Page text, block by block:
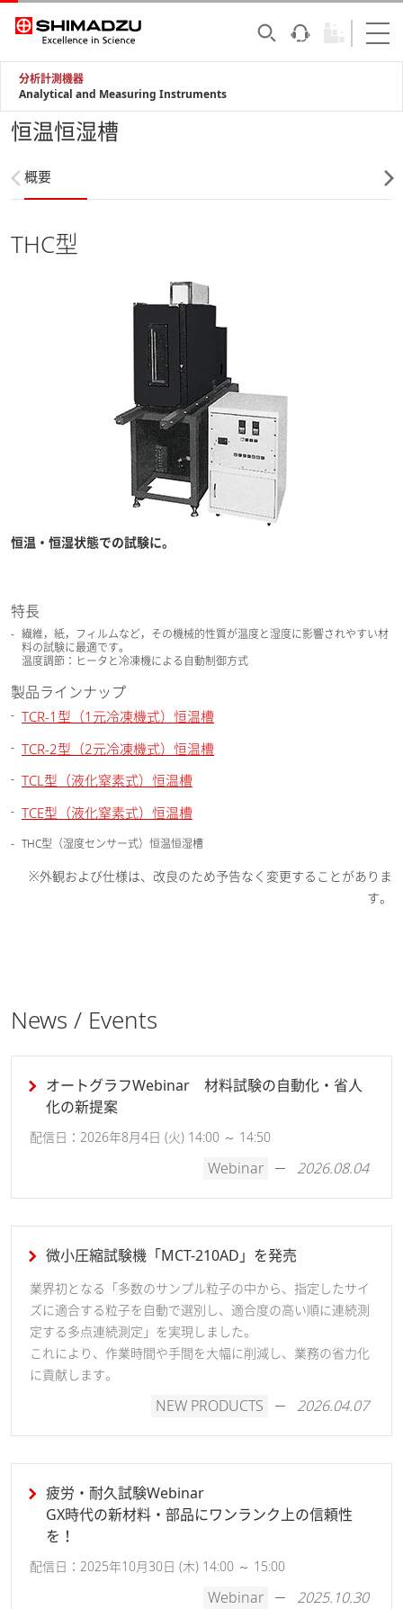
分析計測機器
Analytical and Measuring Instruments
恒温恒湿槽
概要
THC型
恒温・恒湿状態での試験に。
特長
繊維，紙，フィルムなど，その機械的性質が温度と湿度に影響されやすい材
料の試験に最適です。
温度調節：ヒータと冷凍機による自動制御方式
製品ラインナップ
TCR-1型（1元冷凍機式）恒温槽
TCR-2型（2元冷凍機式）恒温槽
TCL型（液化窒素式）恒温槽
TCE型（液化窒素式）恒温槽
THC型（湿度センサー式）恒温恒湿槽
※外観および仕様は、改良のため予告なく変更することがありま
す。
News / Events
オートグラフWebinar 材料試験の自動化・省人
化の新提案
配信日：2026年8月4日 (火) 14:00 ～ 14:50
Webinar 2026.08.04
微小圧縮試験機「MCT-210AD」を発売
業界初となる「多数のサンプル粒子の中から、指定したサイ
ズに適合する粒子を自動で選別し、適合度の高い順に連続測
定する多点連続測定」を実現しました。
これにより、作業時間や手間を大幅に削減し、業務の省力化
に貢献します。
NEW PRODUCTS 2026.04.07
疲労・耐久試験Webinar
GX時代の新材料・部品にワンランク上の信頼性
を！
配信日：2025年10月30日 (木) 14:00 ～ 15:00
Webinar 2025.10.30